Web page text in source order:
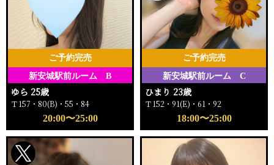
新安城駅前ルーム B
ご予約完売
ゆら 25歳
Ｔ157・80(B)・55・84
20:00〜25:00
新安城駅前ルーム C
ご予約完売
ひまり 23歳
Ｔ152・91(E)・61・92
18:00〜25:00